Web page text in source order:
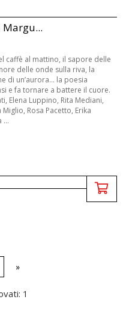
Margu...
caffè al mattino, il sapore delle
delle onde sulla riva, la
di un’aurora… la poesia
e fa tornare a battere il cuore.
Elena Luppino, Rita Mediani,
Rosa Pacetto, Erika
...
»
1